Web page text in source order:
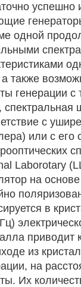
успешно
одной
также
генерации
с
или с его
Laborotary
на
в
из
на
Их